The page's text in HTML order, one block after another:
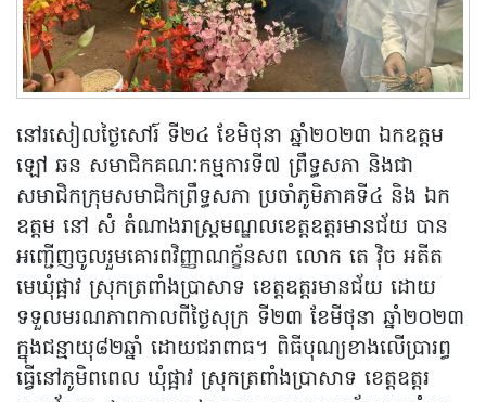
នៅរសៀលថ្ងៃសៅរ៍ ទី២៤ ខែមិថុនា ឆ្នាំ២០២៣ ឯកឧត្តម
ឡៅ ឆន សមាជិកគណៈកម្មការទី៧ ព្រឹទ្ធសភា និងជា
សមាជិកក្រុមសមាជិកព្រឹទ្ធសភា ប្រចាំភូមិភាគទី៤ និង ឯក
ឧត្តម នៅ សំ តំណាងរាស្ត្រមណ្ឌលខេត្តឧត្តរមានជ័យ បាន
អញ្ជើញចូលរួមគោរពវិញ្ញាណក្ខ័នសព លោក តេ វ៉ិច អតីត
មេឃុំផ្អាវ ស្រុកត្រពាំងប្រាសាទ ខេត្តឧត្តរមានជ័យ ដោយ
ទទួលមរណភាពកាលពីថ្ងៃសុក្រ ទី២៣ ខែមីថុនា ឆ្នាំ២០២៣
ក្នុងជន្មាយុ៨២ឆ្នាំ ដោយជរាពាធ។ ពិធីបុណ្យខាងលើបា្ររព្ធ
ធ្វើនៅភូមិពពេល ឃុំផ្អាវ ស្រុកត្រពាំងប្រាសាទ ខេត្តឧត្តរ